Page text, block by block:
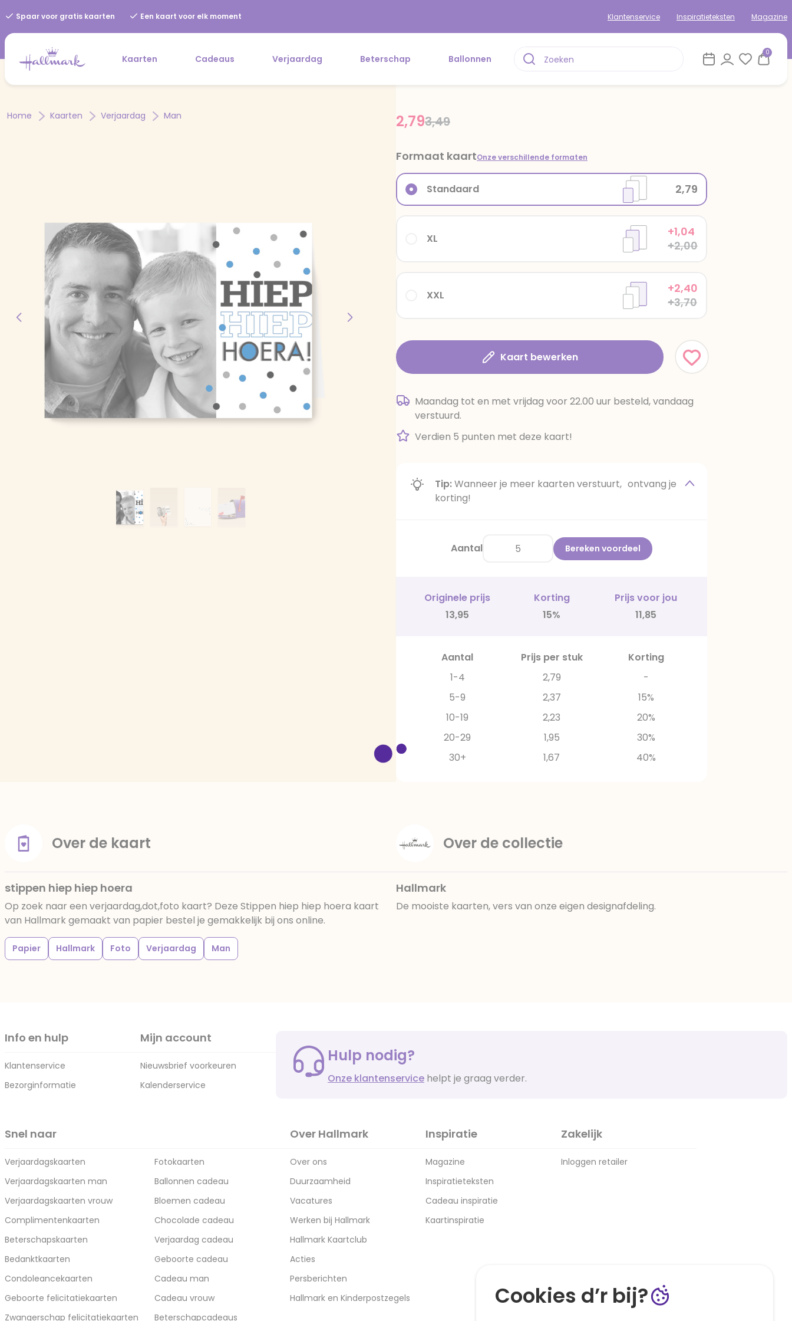
Spaar voor gratis kaarten Een kaart voor elk moment Klantenservice Inspiratieteksten Magazine
Kaarten Cadeaus Verjaardag Beterschap Ballonnen
0
Home Kaarten Verjaardag Man Price reduced from
3,49to
2,79
Formaat kaartOnze verschillende formaten
XXL
+2,40
+3,70
XL
+1,04
+2,00
Standaard 2,79
Kaart bewerken
Maandag tot en met vrijdag voor 22.00 uur besteld, vandaag
verstuurd.
Verdien 5 punten met deze kaart!
Tip:Wanneer je meer kaarten verstuurt, ontvang je
korting!
Aantal Bereken voordeel
Originele prijs Korting
Prijs voor jou
13,95
15% 11,85
Aantal Prijs per stuk
Korting
1-4
2,79
-
5-9
2,37
15%
10-19
2,23
20%
20-29
1,95
30%
30+
1,67 40%
Over de kaart
stippen hiep hiep hoera
Op zoek naar een verjaardag,dot,foto kaart? Deze Stippen hiep hiep hoera kaart
van Hallmark gemaakt van papier bestel je gemakkelijk bij ons online.
Papier Hallmark Foto Verjaardag Man
Over de collectie
Hallmark
De mooiste kaarten, vers van onze eigen designafdeling.
Info en hulp
Klantenservice
Bezorginformatie
Mijn account
Nieuwsbrief voorkeuren
Kalenderservice
Hulp nodig?
Onze klantenservice helpt je graag verder.
Snel naar
Verjaardagskaarten
Verjaardagskaarten man
Verjaardagskaarten vrouw
Complimentenkaarten
Beterschapskaarten
Bedanktkaarten
Condoleancekaarten
Geboorte felicitatiekaarten
Zwangerschap felicitatiekaarten
Fotokaarten
Ballonnen cadeau
Bloemen cadeau
Chocolade cadeau
Verjaardag cadeau
Geboorte cadeau
Cadeau man
Cadeau vrouw
Beterschapcadeaus
Over Hallmark
Over ons
Duurzaamheid
Vacatures
Werken bij Hallmark
Hallmark Kaartclub
Acties
Persberichten
Hallmark en Kinderpostzegels
Inspiratie
Magazine
Inspiratieteksten
Cadeau inspiratie
Kaartinspiratie
Zakelijk
Inloggen retailer
Cookies d’r bij?